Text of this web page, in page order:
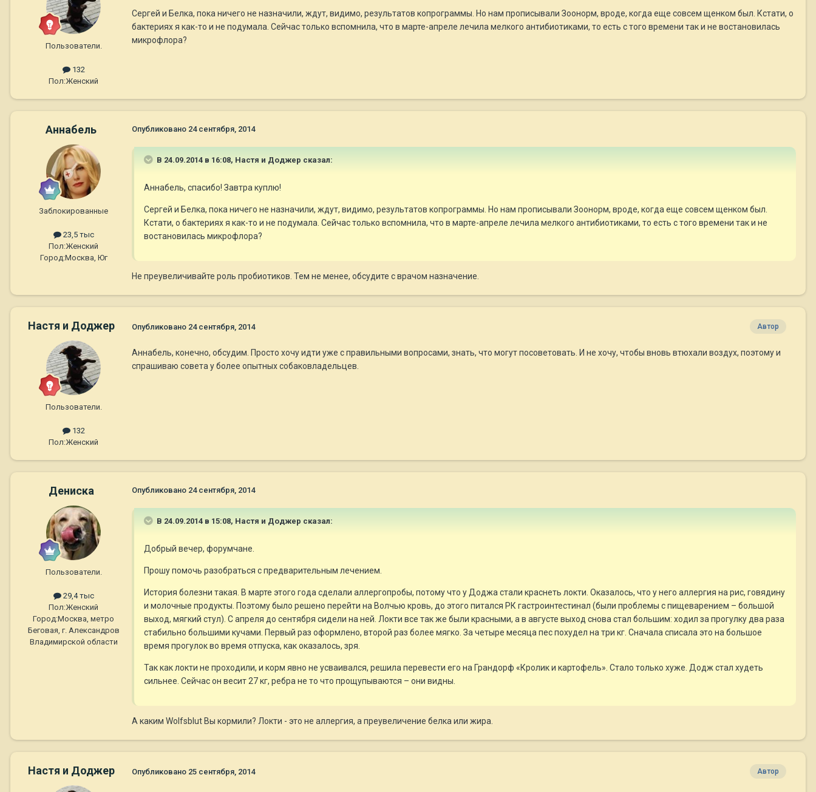
Пользователи.
132
Пол:Женский
Сергей и Белка, пока ничего не назначили, ждут, видимо, результатов копрограммы. Но нам прописывали Зоонорм, вроде, когда еще совсем щенком был. Кстати, о
бактериях я как-то и не подумала. Сейчас только вспомнила, что в марте-апреле лечила мелкого антибиотиками, то есть с того времени так и не востановилась
микрофлора?
Aннaбель
Заблокированные
23,5 тыс
Пол:Женский
Город:Москва, Юг
Опубликовано 24 сентября, 2014
В 24.09.2014 в 16:08, Настя и Доджер сказал:
Aннaбель, спасибо! Завтра куплю!
Сергей и Белка, пока ничего не назначили, ждут, видимо, результатов копрограммы. Но нам прописывали Зоонорм, вроде, когда еще совсем щенком был.
Кстати, о бактериях я как-то и не подумала. Сейчас только вспомнила, что в марте-апреле лечила мелкого антибиотиками, то есть с того времени так и не
востановилась микрофлора?
Не преувеличивайте роль пробиотиков. Тем не менее, обсудите с врачом назначение.
Настя и Доджер
Пользователи.
132
Пол:Женский
Автор
Опубликовано 24 сентября, 2014
Aннaбель, конечно, обсудим. Просто хочу идти уже с правильными вопросами, знать, что могут посоветовать. И не хочу, чтобы вновь втюхали воздух, поэтому и
спрашиваю совета у более опытных собаковладельцев.
Дениска
Пользователи.
29,4 тыс
Пол:Женский
Город:Москва, метро
Беговая, г. Александров
Владимирской области
Опубликовано 24 сентября, 2014
В 24.09.2014 в 15:08, Настя и Доджер сказал:
Добрый вечер, форумчане.
Прошу помочь разобраться с предварительным лечением.
История болезни такая. В марте этого года сделали аллергопробы, потому что у Доджа стали краснеть локти. Оказалось, что у него аллергия на рис, говядину
и молочные продукты. Поэтому было решено перейти на Волчью кровь, до этого питался РК гастроинтестинал (были проблемы с пищеварением – большой
выход, мягкий стул). С апреля до сентября сидели на ней. Локти все так же были красными, а в августе выход снова стал большим: ходил за прогулку два раза
стабильно большими кучами. Первый раз оформлено, второй раз более мягко. За четыре месяца пес похудел на три кг. Сначала списала это на большое
время прогулок во время отпуска, как оказалось, зря.
Так как локти не проходили, и корм явно не усваивался, решила перевести его на Грандорф «Кролик и картофель». Стало только хуже. Додж стал худеть
сильнее. Сейчас он весит 27 кг, ребра не то что прощупываются – они видны.
А каким Wolfsblut Вы кормили? Локти - это не аллергия, а преувеличение белка или жира.
Настя и Доджер Автор
Опубликовано 25 сентября, 2014